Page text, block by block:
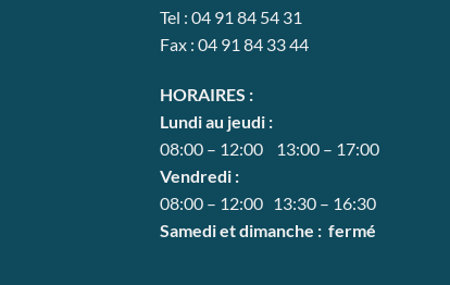
Tel : 04 91 84 54 31
Fax : 04 91 84 33 44
HORAIRES :
Lundi au jeudi :
08:00 – 12:00 13:00 – 17:00
Vendredi :
08:00 – 12:00 13:30 – 16:30
Samedi et dimanche : fermé